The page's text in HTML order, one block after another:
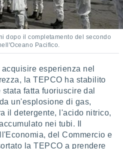
dopo il completamento del secondo
Pacifico.
esperienza nel
la TEPCO ha stabilito
fatta fuoriuscire dal
un'esplosione di gas,
il detergente, l'acido nitrico,
nei tubi. Il
del Commercio e
la TEPCO a prendere